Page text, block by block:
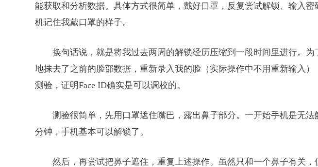
能获取和分析数据。具体方式很简单，戴好口罩，反复尝试解锁、输入
机记住我戴口罩的样子。
换句话说，就是将我过去两周的解锁经历压缩到一段时间里进行。
地抹去了之前的脸部数据，重新录入我的脸（实际操作中不用重新输入
测验，证明Face ID确实是可以调校的。
测验很简单，先用口罩遮住嘴巴，露出鼻子部分。一开始手机是无
分钟，手机基本可以解锁了。
然后，再尝试把鼻子遮住，重复上述操作。虽然只和一个鼻子有关